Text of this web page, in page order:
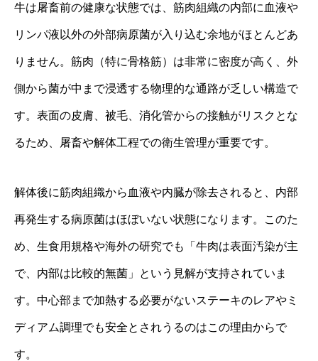
牛は屠畜前の健康な状態では、筋肉組織の内部に血液や
リンパ液以外の外部病原菌が入り込む余地がほとんどあ
りません。筋肉（特に骨格筋）は非常に密度が高く、外
側から菌が中まで浸透する物理的な通路が乏しい構造で
す。表面の皮膚、被毛、消化管からの接触がリスクとな
るため、屠畜や解体工程での衛生管理が重要です。
解体後に筋肉組織から血液や内臓が除去されると、内部
再発生する病原菌はほぼいない状態になります。このた
め、生食用規格や海外の研究でも「牛肉は表面汚染が主
で、内部は比較的無菌」という見解が支持されていま
す。中心部まで加熱する必要がないステーキのレアやミ
ディアム調理でも安全とされうるのはこの理由からで
す。